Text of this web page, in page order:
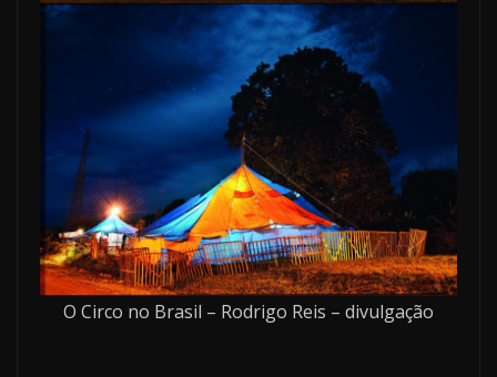
O Circo no Brasil – Rodrigo Reis – divulgação